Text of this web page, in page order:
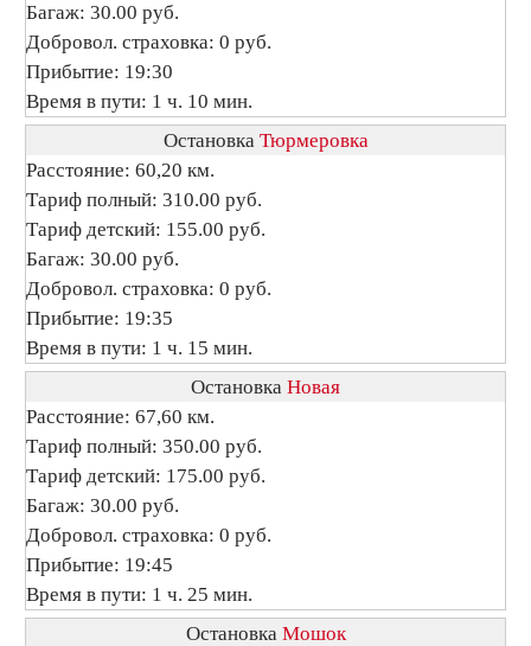
Багаж: 30.00 руб.
Добровол. страховка: 0 руб.
Прибытие: 19:30
Время в пути: 1 ч. 10 мин.
Остановка Тюрмеровка
Расстояние: 60,20 км.
Тариф полный: 310.00 руб.
Тариф детский: 155.00 руб.
Багаж: 30.00 руб.
Добровол. страховка: 0 руб.
Прибытие: 19:35
Время в пути: 1 ч. 15 мин.
Остановка Новая
Расстояние: 67,60 км.
Тариф полный: 350.00 руб.
Тариф детский: 175.00 руб.
Багаж: 30.00 руб.
Добровол. страховка: 0 руб.
Прибытие: 19:45
Время в пути: 1 ч. 25 мин.
Остановка Мошок